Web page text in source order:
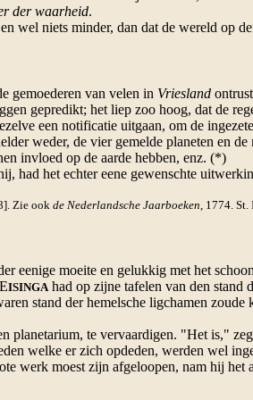
der waarheid.
wel niets minder, dan dat de wereld op
gemoederen van velen in Vriesland
gepredikt; het liep zoo hoog, dat de
een notificatie uitgaan, om de
weder, de vier gemelde planeten en
invloed op de aarde hebben, enz. (*)
had het echter eene gewenschte
Zie ook de Nederlandsche Jaarboeken , 1774. St.
eenige moeite en gelukkig met het
ISINGAhad op zijne tafelen van den stand
stand der hemelsche ligchamen
te vervaardigen. "Het is,"
welke er zich opdeden, werden wel
moest zijn afgeloopen, nam hij het